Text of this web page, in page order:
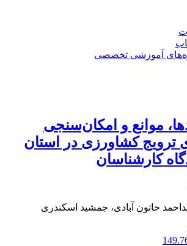
آموزشی تخصصی
موانع و امکان‌سنجی
کشاورزی در استان
کارشناسان
خاتون آبادی، جمشید اسکندری